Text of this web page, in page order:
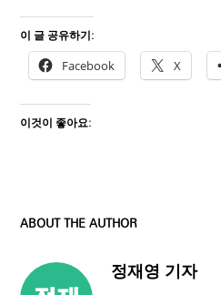
이 글 공유하기:
Facebook X
이것이 좋아요:
ABOUT THE AUTHOR
정재영 기자